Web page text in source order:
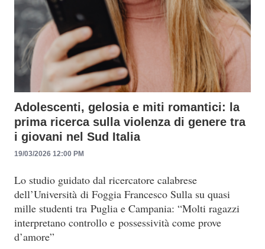
Adolescenti, gelosia e miti romantici: la
prima ricerca sulla violenza di genere tra
i giovani nel Sud Italia
19/03/2026 12:00 PM
Lo studio guidato dal ricercatore calabrese
dell’Università di Foggia Francesco Sulla su quasi
mille studenti tra Puglia e Campania: “Molti ragazzi
interpretano controllo e possessività come prove
d’amore”